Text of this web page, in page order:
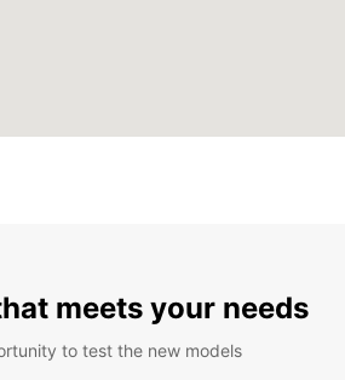
meets your needs
to test the new models